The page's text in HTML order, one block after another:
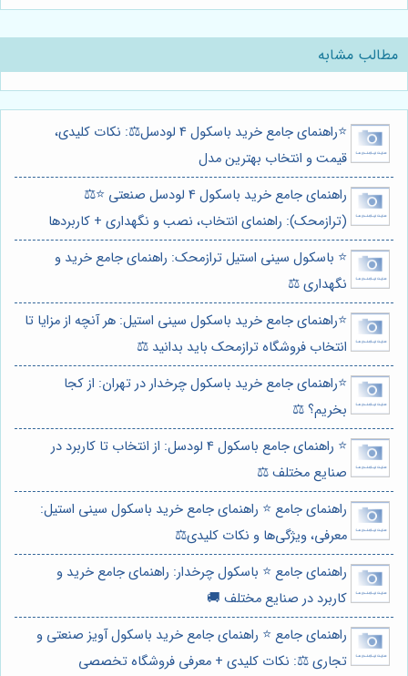
مطالب مشابه
⭐️راهنمای جامع خرید باسکول 4 لودسل⚖️: نکات کلیدی،
قیمت و انتخاب بهترین مدل
راهنمای جامع خرید باسکول 4 لودسل صنعتی ⭐️⚖️
(ترازمحک): راهنمای انتخاب، نصب و نگهداری + کاربردها
⭐️ باسکول سینی استیل ترازمحک: راهنمای جامع خرید و
نگهداری ⚖️
⭐️راهنمای جامع خرید باسکول سینی استیل: هر آنچه از مزایا تا
انتخاب فروشگاه ترازمحک باید بدانید ⚖️
⭐️راهنمای جامع خرید باسکول چرخدار در تهران: از کجا
بخریم؟ ⚖️
⭐️ راهنمای جامع باسکول 4 لودسل: از انتخاب تا کاربرد در
صنایع مختلف ⚖️
راهنمای جامع ⭐️ راهنمای جامع خرید باسکول سینی استیل:
معرفی، ویژگی‌ها و نکات کلیدی⚖️
راهنمای جامع ⭐️ باسکول چرخدار: راهنمای جامع خرید و
کاربرد در صنایع مختلف 🚚
راهنمای جامع ⭐️ راهنمای جامع خرید باسکول آویز صنعتی و
تجاری ⚖️: نکات کلیدی + معرفی فروشگاه تخصصی